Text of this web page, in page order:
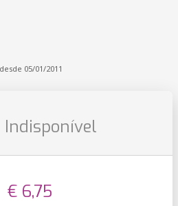
05/01/2011
Indisponível
€ 6,75